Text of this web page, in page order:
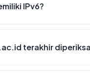
IPv6?
terakhir